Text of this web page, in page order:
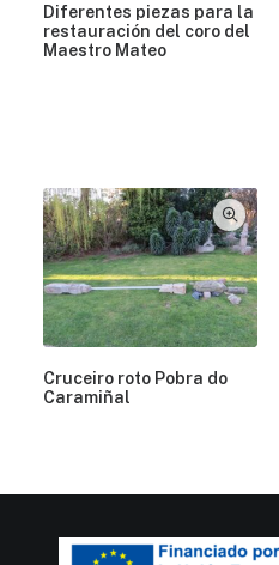
Diferentes piezas para la
restauración del coro del
Maestro Mateo
Cruceiro roto Pobra do
Caramiñal